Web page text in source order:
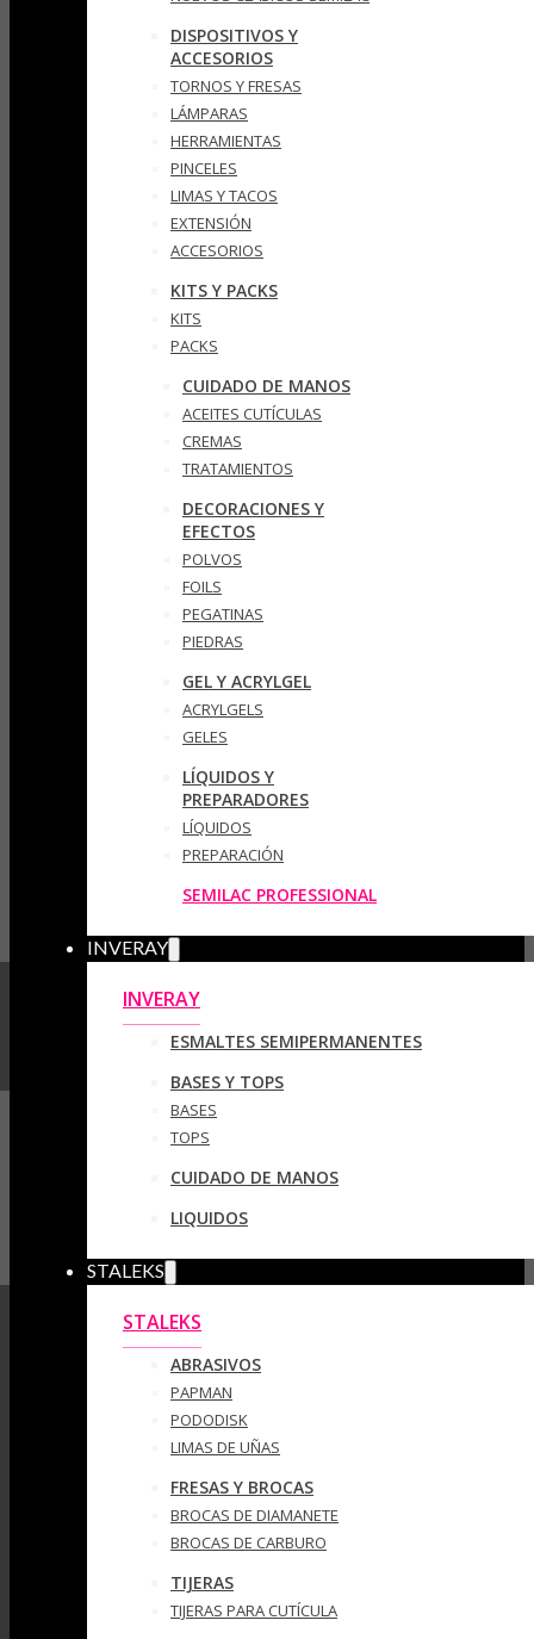
DISPOSITIVOS Y
ACCESORIOS
TORNOS Y FRESAS
LÁMPARAS
HERRAMIENTAS
PINCELES
LIMAS Y TACOS
EXTENSIÓN
ACCESORIOS
KITS Y PACKS
KITS
PACKS
CUIDADO DE MANOS
ACEITES CUTÍCULAS
CREMAS
TRATAMIENTOS
DECORACIONES Y
EFECTOS
POLVOS
FOILS
PEGATINAS
PIEDRAS
GEL Y ACRYLGEL
ACRYLGELS
GELES
LÍQUIDOS Y
PREPARADORES
LÍQUIDOS
PREPARACIÓN
SEMILAC PROFESSIONAL
INVERAY
INVERAY
ESMALTES SEMIPERMANENTES
BASES Y TOPS
BASES
TOPS
CUIDADO DE MANOS
LIQUIDOS
STALEKS
STALEKS
ABRASIVOS
PAPMAN
PODODISK
LIMAS DE UÑAS
FRESAS Y BROCAS
BROCAS DE DIAMANETE
BROCAS DE CARBURO
TIJERAS
TIJERAS PARA CUTÍCULA